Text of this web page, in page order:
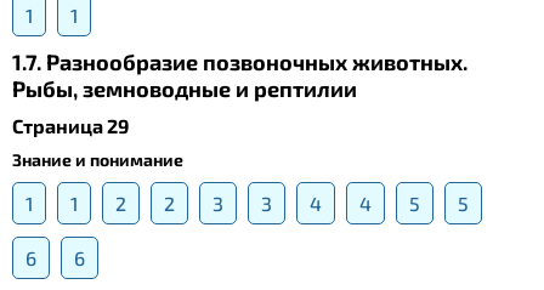
1 1
1.7. Разнообразие позвоночных животных.
Рыбы, земноводные и рептилии
Страница 29
Знание и понимание
1 1 2 2 3 3 4 4 5 5
6 6